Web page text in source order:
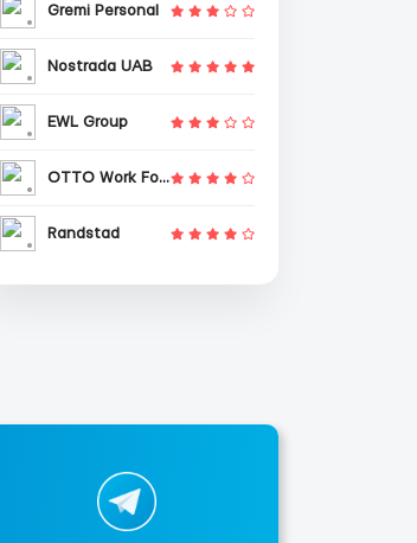
Gremi Personal
Nostrada UAB
EWL Group
OTTO Work Force
Randstad